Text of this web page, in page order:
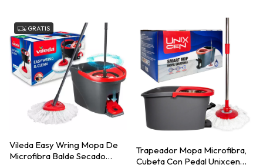
GRATIS
Vileda Easy Wring Mopa De
Microfibra Balde Secado
Trapeador Mopa Microfibra,
Cubeta Con Pedal Unixcen